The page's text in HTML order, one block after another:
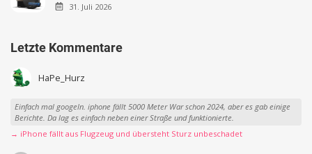
31. Juli 2026
Letzte Kommentare
HaPe_Hurz
Einfach mal googeln. iphone fällt 5000 Meter War schon 2024, aber es gab einige
Berichte. Da lag es einfach neben einer Straße und funktionierte.
→ iPhone fällt aus Flugzeug und übersteht Sturz unbeschadet